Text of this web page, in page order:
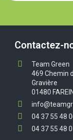
Contactez-
Team Green
469 Chemin
Gravière
01480
04 37 55 48
04 37 55 48